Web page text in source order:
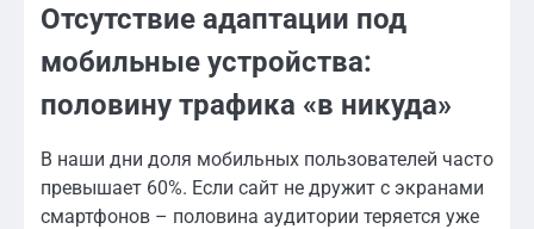
Отсутствие адаптации под
мобильные устройства:
половину трафика «в никуда»
В наши дни доля мобильных пользователей часто
превышает 60%. Если сайт не дружит с экранами
смартфонов – половина аудитории теряется уже